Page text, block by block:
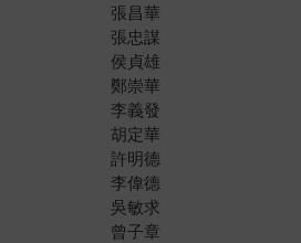
張昌華
張忠謀
侯貞雄
鄭崇華
李義發
胡定華
許明德
李偉德
吳敏求
曾子章